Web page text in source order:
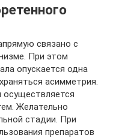
связано с
При этом
опускается одна
асимметрия.
осуществляется
Желательно
стадии. При
препаратов